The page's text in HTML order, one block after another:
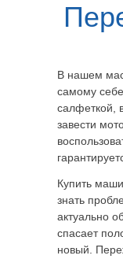
В нашем
самому
салфеткой,
завести
Купить
знать
актуально
спасает
новый.